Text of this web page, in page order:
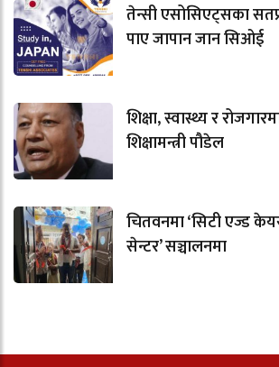
तेन्सी एसोसिएट्सका
पाए जापान जान सिओई
शिक्षा, स्वास्थ्य र
शिक्षामन्त्री पौडेल
चितवनमा ‘सिटी एज्ड
सेन्टर’ सञ्चालनमा